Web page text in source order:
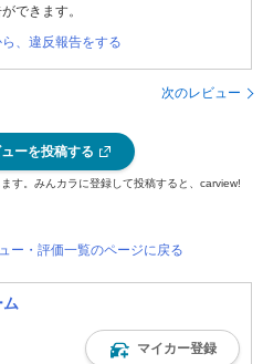
できます。
ら、違反報告をする
次のレビュー
ーを投稿する
す。みんカラに登録して投稿すると、carview!
ー・評価一覧のページに戻る
マイカー登録